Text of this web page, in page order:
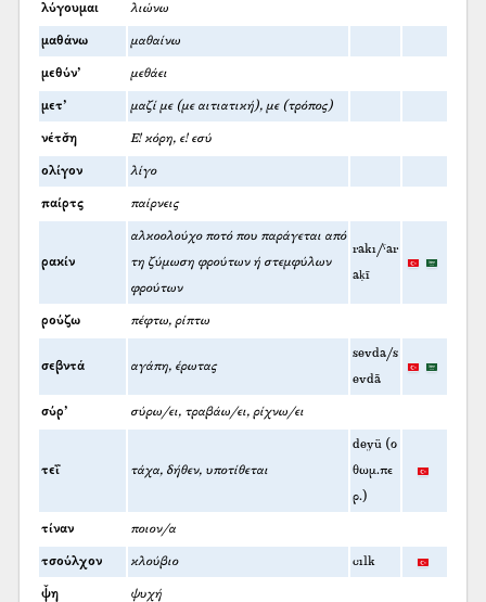
λύγουμαι λιώνω
μαθάνω μαθαίνω
μεθύν’ μεθάει
μετ’ μαζί με (με αιτιατική), με (τρόπος)
νέτσ̌η Ε! κόρη, ε! εσύ
ολίγον λίγο
παίρτς παίρνεις
ρακίν
αλκοολούχο ποτό που παράγεται από
τη ζύμωση φρούτων ή στεμφύλων
φρούτων
rakı/ˁar
aḳī
ρούζω πέφτω, ρίπτω
σεβντά αγάπη, έρωτας
sevda/s
evdā
σύρ’ σύρω/ει, τραβάω/ει, ρίχνω/ει
τεΐ τάχα, δήθεν, υποτίθεται
deyü (ο
θωμ.πε
ρ.)
τίναν ποιον/α
τσούλχον κλούβιο cılk
ψ̌η ψυχή